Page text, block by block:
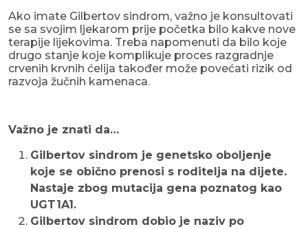
Ako imate Gilbertov sindrom, važno je konsultovati
se sa svojim ljekarom prije početka bilo kakve nove
terapije lijekovima. Treba napomenuti da bilo koje
drugo stanje koje komplikuje proces razgradnje
crvenih krvnih ćelija također može povećati rizik od
razvoja žučnih kamenaca.
Važno je znati da…
Gilbertov sindrom je genetsko oboljenje
koje se obično prenosi s roditelja na dijete.
Nastaje zbog mutacija gena poznatog kao
UGT1A1.
Gilbertov sindrom dobio je naziv po